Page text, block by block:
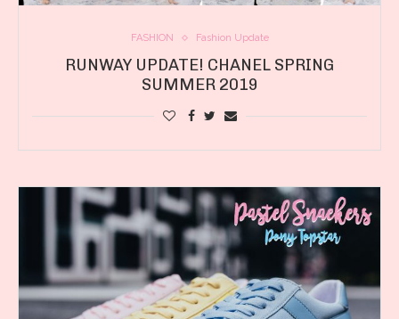
FASHION Fashion Update
RUNWAY UPDATE! CHANEL SPRING
SUMMER 2019